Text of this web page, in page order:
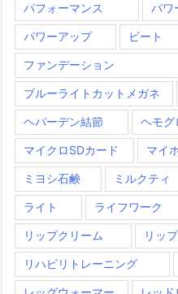
パフォーマンス パワ
パワーアップ ビート
ファンデーション
ブルーライトカットメガネ
ヘパーデン結節 ヘモグ
マイクロSDカード マイ
ミヨシ石鹸 ミルクティ
ライト ライフワーク
リップクリーム リッ
リハビリトレーニング